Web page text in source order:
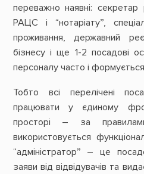
переважно наявні:
РАЦС і “нотаріату”,
проживання, державний
бізнесу і ще 1-2 посадові
персоналу часто і
Тобто всі перелічені
працювати у єдиному
просторі – за
використовується
“адміністратор” – це
заяви від відвідувачів та